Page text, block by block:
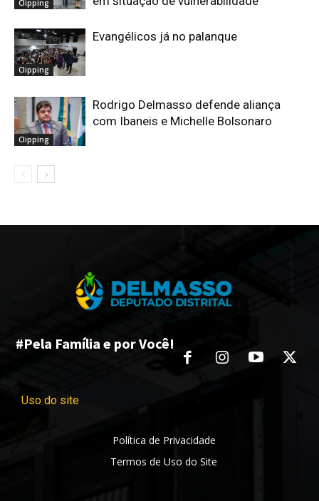
Clipping
Clipping
Evangélicos já no palanque
Clipping
Rodrigo Delmasso defende aliança
com Ibaneis e Michelle Bolsonaro
#Pela Família e por Você!
Uso do site
Política de Privacidade
Termos de Uso do Site